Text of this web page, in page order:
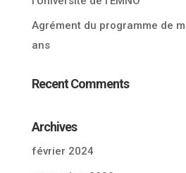
Agrément du programme de
ans
Recent Comments
Archives
février 2024